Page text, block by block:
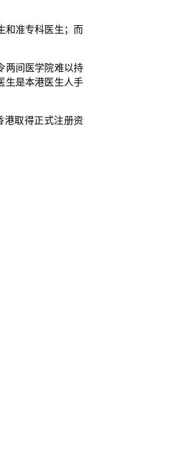
和准专科医生；而
两间医学院难以持
生是本港医生人手
港取得正式注册资